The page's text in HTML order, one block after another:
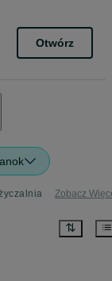
Otwórz
Zobacz